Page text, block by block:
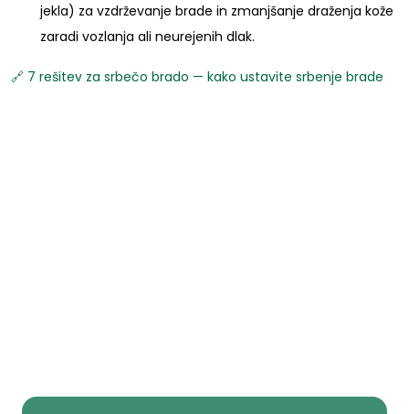
jekla) za vzdrževanje brade in zmanjšanje draženja kože
zaradi vozlanja ali neurejenih dlak.
🔗 7 rešitev za srbečo brado — kako ustavite srbenje brade